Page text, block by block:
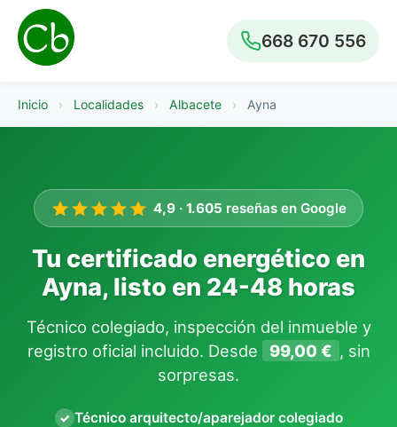
668 670 556
Inicio › Localidades › Albacete › Ayna
4,9 · 1.605 reseñas en Google
Tu certificado energético en
Ayna, listo en 24-48 horas
Técnico colegiado, inspección del inmueble y
registro oficial incluido. Desde
99,00 € , sin
sorpresas.
✓ Técnico arquitecto/aparejador colegiado